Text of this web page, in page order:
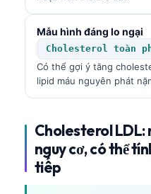
Mẫu hình đáng lo ngại
Cholesterol toàn
Có thể gợi ý tăng
lipid máu nguyên phát
Cholesterol LDL:
nguy cơ, có thể
tiếp